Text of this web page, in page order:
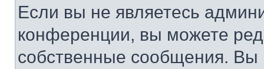
Если вы не являетесь
конференции, вы можете
собственные сообщения. Вы